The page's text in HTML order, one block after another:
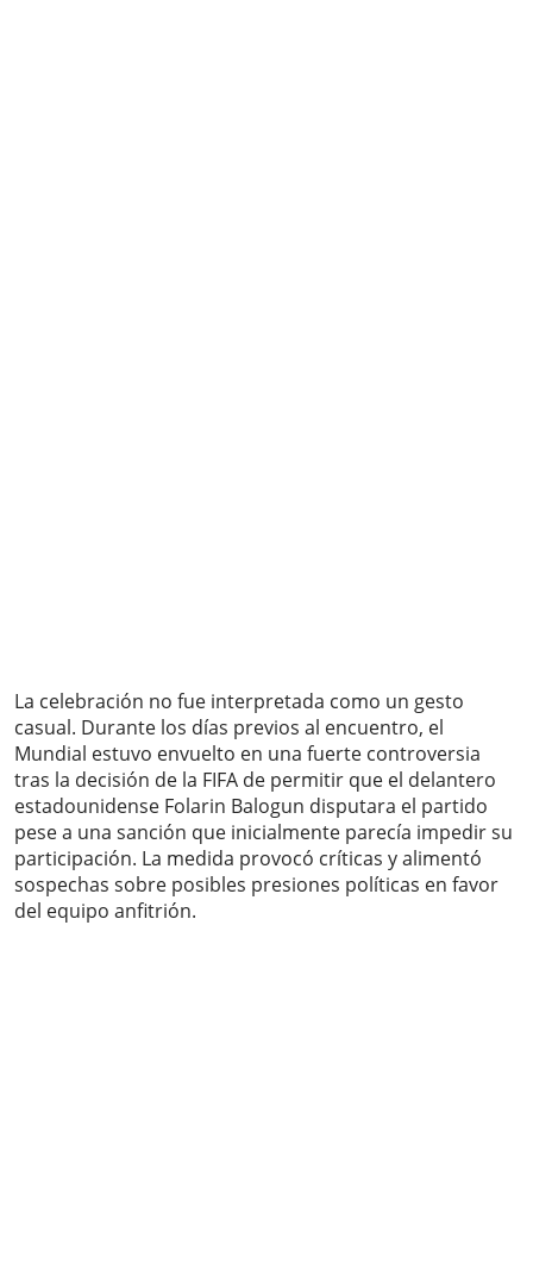
La celebración no fue interpretada como un gesto
casual. Durante los días previos al encuentro, el
Mundial estuvo envuelto en una fuerte controversia
tras la decisión de la FIFA de permitir que el delantero
estadounidense Folarin Balogun disputara el partido
pese a una sanción que inicialmente parecía impedir su
participación. La medida provocó críticas y alimentó
sospechas sobre posibles presiones políticas en favor
del equipo anfitrión.